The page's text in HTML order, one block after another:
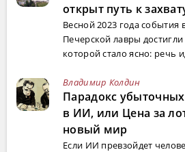
открыт путь к
Весной 2023 года события
Печерской лавры
которой стало ясно: речь
Владимир Колдин
Парадокс
в ИИ, или Цена за
новый мир
Если ИИ превзойдет